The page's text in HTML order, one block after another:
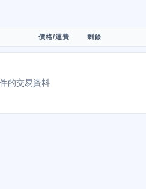
價格/運費 剩餘
的交易資料